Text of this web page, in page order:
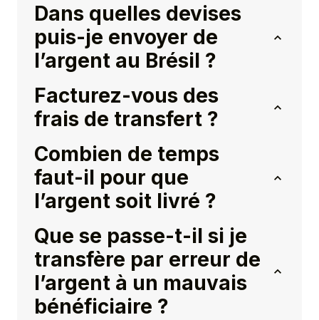
Dans quelles devises
puis-je envoyer de
l’argent au Brésil ?
Facturez-vous des
frais de transfert ?
Combien de temps
faut-il pour que
l’argent soit livré ?
Que se passe-t-il si je
transfère par erreur de
l’argent à un mauvais
bénéficiaire ?